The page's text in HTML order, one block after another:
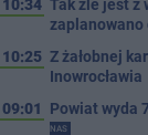
10:34 Tak źle jest z
zaplanowano
10:25 Z żałobnej
Inowrocławia
09:01
Powiat wyda
NAS